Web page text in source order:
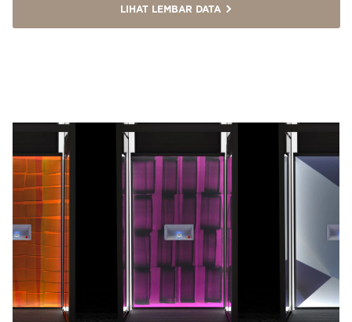
LIHAT LEMBAR DATA